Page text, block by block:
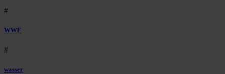
#
WWF
#
wasser